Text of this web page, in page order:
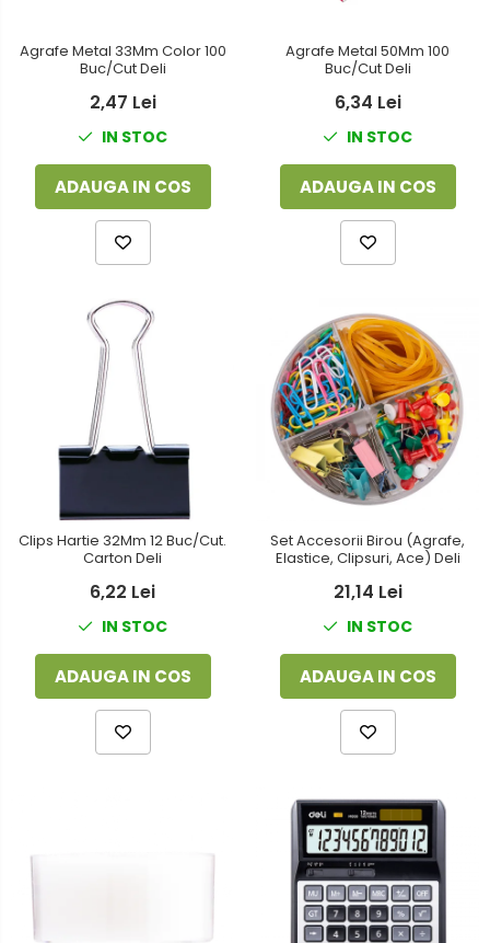
Agrafe Metal 33Mm Color 100
Buc/Cut Deli
2,47 Lei
IN STOC
ADAUGA IN COS
Agrafe Metal 50Mm 100
Buc/Cut Deli
6,34 Lei
IN STOC
ADAUGA IN COS
Clips Hartie 32Mm 12 Buc/Cut.
Carton Deli
6,22 Lei
IN STOC
ADAUGA IN COS
Set Accesorii Birou (Agrafe,
Elastice, Clipsuri, Ace) Deli
21,14 Lei
IN STOC
ADAUGA IN COS